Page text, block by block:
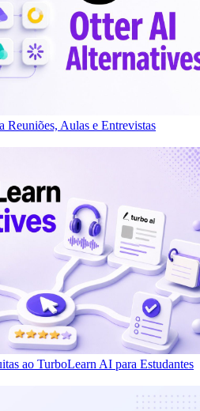
Reuniões, Aulas e Entrevistas
ao TurboLearn AI para Estudantes